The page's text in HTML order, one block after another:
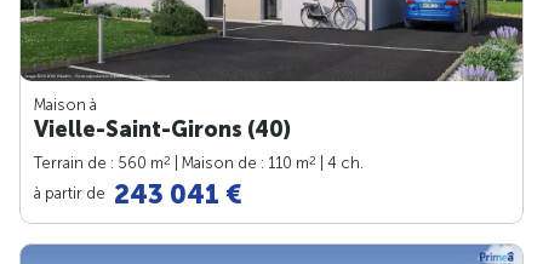
Maison à
Vielle-Saint-Girons (40)
Terrain de : 560 m2 | Maison de : 110 m2
| 4 ch.
à partir de 243 041 €